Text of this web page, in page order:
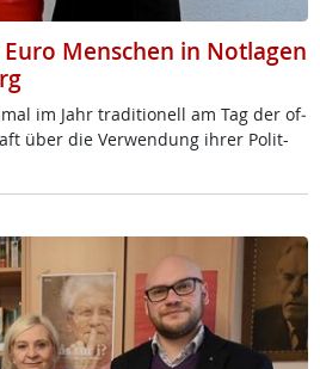
Menschen in Notlagen
im Jahr tra­di­tio­nell am Tag der of­
über die Ver­wen­dung ih­rer Po­lit-